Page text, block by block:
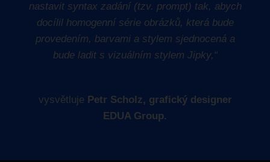
nastavit syntax zadání (tzv. prompt) tak, abych
docílil homogenní série obrázků, která bude
provedením, barvami a stylem sjednocená a
bude ladit s vizuálním stylem Jipky,“
vysvětluje Petr Scholz, grafický designer
EDUA Group.